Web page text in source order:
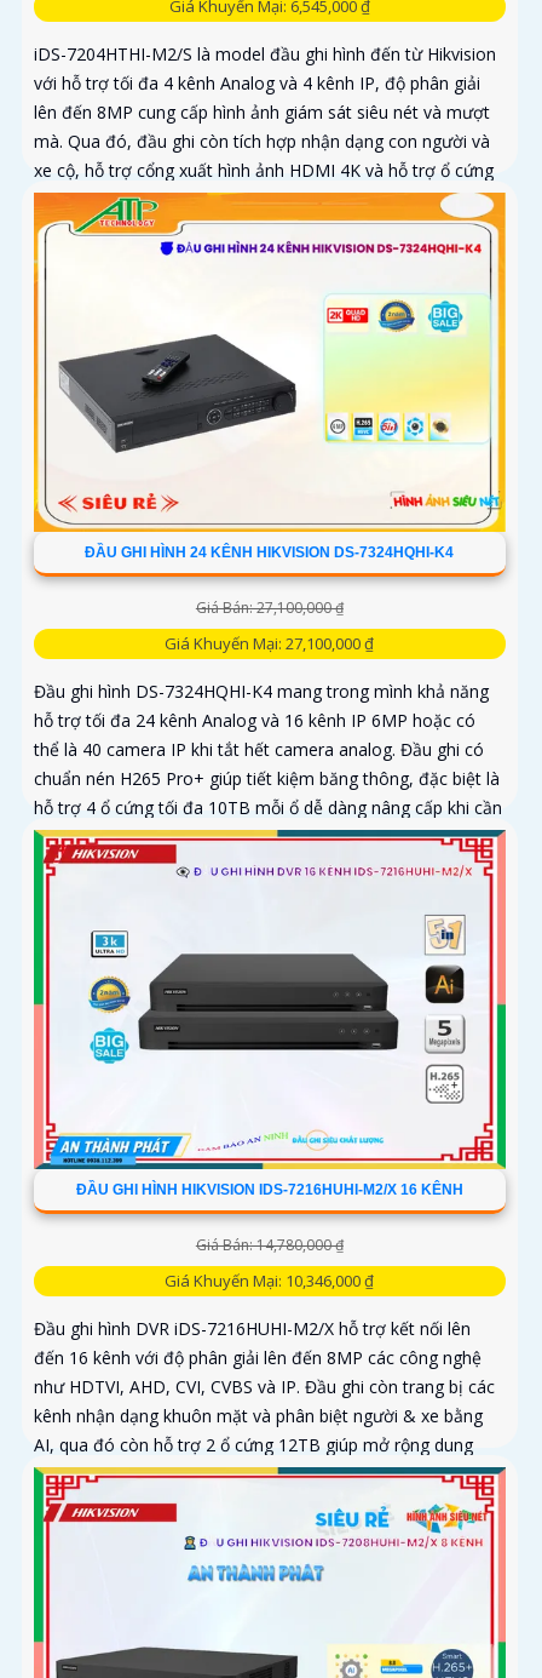
Giá Khuyến Mại: 6,545,000 ₫
iDS-7204HTHI-M2/S là model đầu ghi hình đến từ Hikvision
với hỗ trợ tối đa 4 kênh Analog và 4 kênh IP, độ phân giải
lên đến 8MP cung cấp hình ảnh giám sát siêu nét và mượt
mà. Qua đó, đầu ghi còn tích hợp nhận dạng con người và
xe cộ, hỗ trợ cổng xuất hình ảnh HDMI 4K và hỗ trợ ổ cứng
lên đến 10TB
ĐẦU GHI HÌNH 24 KÊNH HIKVISION DS-7324HQHI-K4
Giá Bán: 27,100,000 ₫
Giá Khuyến Mại: 27,100,000 ₫
Đầu ghi hình DS-7324HQHI-K4 mang trong mình khả năng
hỗ trợ tối đa 24 kênh Analog và 16 kênh IP 6MP hoặc có
thể là 40 camera IP khi tắt hết camera analog. Đầu ghi có
chuẩn nén H265 Pro+ giúp tiết kiệm băng thông, đặc biệt là
hỗ trợ 4 ổ cứng tối đa 10TB mỗi ổ dễ dàng nâng cấp khi cần
ĐẦU GHI HÌNH HIKVISION IDS-7216HUHI-M2/X 16 KÊNH
Giá Bán: 14,780,000 ₫
Giá Khuyến Mại: 10,346,000 ₫
Đầu ghi hình DVR iDS-7216HUHI-M2/X hỗ trợ kết nối lên
đến 16 kênh với độ phân giải lên đến 8MP các công nghệ
như HDTVI, AHD, CVI, CVBS và IP. Đầu ghi còn trang bị các
kênh nhận dạng khuôn mặt và phân biệt người & xe bằng
AI, qua đó còn hỗ trợ 2 ổ cứng 12TB giúp mở rộng dung
lượng lưu trữ hiệu quả